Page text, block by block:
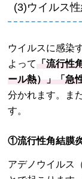
(3)ウイルス
ウイルスに感染
よって
「流行性
ール熱）」「急
分かれます。ま
す。
①流行性角結膜
アデノウイルス